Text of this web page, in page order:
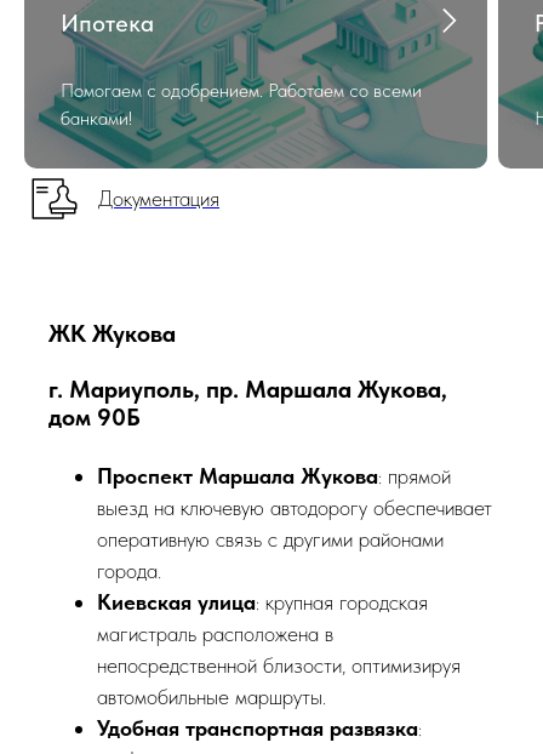
Ипотека
Помогаем с одобрением. Работаем со всеми
банками!
Документация
ЖК Жукова
г. Мариуполь, пр. Маршала Жукова,
дом 90Б
Проспект Маршала Жукова: прямой
выезд на ключевую автодорогу обеспечивает
оперативную связь с другими районами
города.
Киевская улица: крупная городская
магистраль расположена в
непосредственной близости, оптимизируя
автомобильные маршруты.
Удобная транспортная развязка: